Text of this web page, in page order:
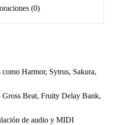
(0)
como Harmor, Sytrus, Sakura,
Gross Beat, Fruity Delay Bank,
de audio y MIDI